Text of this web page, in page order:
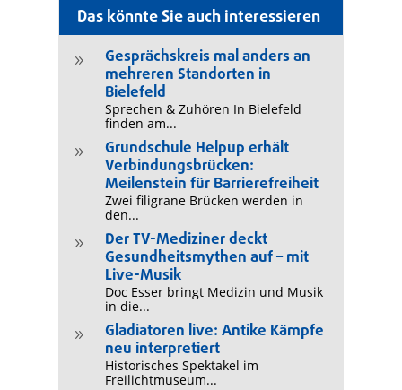
Das könnte Sie auch interessieren
9
Gesprächskreis mal anders an
mehreren Standorten in
Bielefeld
Sprechen & Zuhören In Bielefeld
finden am...
9
Grundschule Helpup erhält
Verbindungsbrücken:
Meilenstein für Barrierefreiheit
Zwei filigrane Brücken werden in
den...
9
Der TV-Mediziner deckt
Gesundheitsmythen auf – mit
Live-Musik
Doc Esser bringt Medizin und Musik
in die...
9
Gladiatoren live: Antike Kämpfe
neu interpretiert
Historisches Spektakel im
Freilichtmuseum...